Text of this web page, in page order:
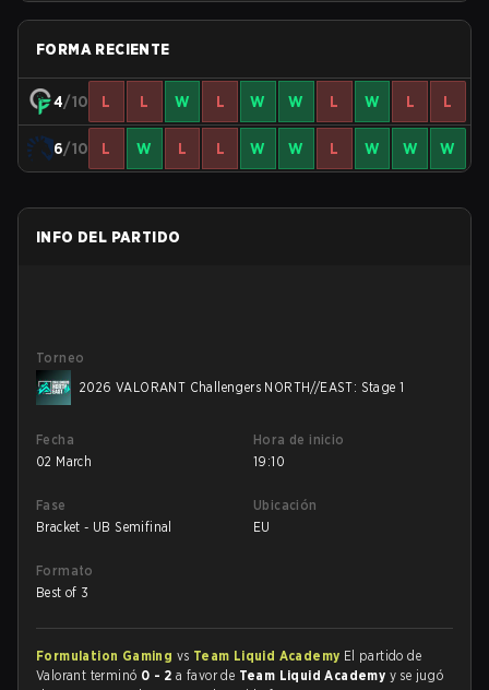
FORMA RECIENTE
4/10 L L W L W W L W L L
6/10 L W L L W W L W W W
INFO DEL PARTIDO
Torneo
2026 VALORANT Challengers NORTH//EAST: Stage 1
Fecha
02 March
Hora de inicio
19:10
Fase
Bracket - UB Semifinal
Ubicación
EU
Formato
Best of 3
Formulation Gaming vs Team Liquid Academy El partido de
Valorant terminó 0 - 2 a favor de Team Liquid Academy y se jugó